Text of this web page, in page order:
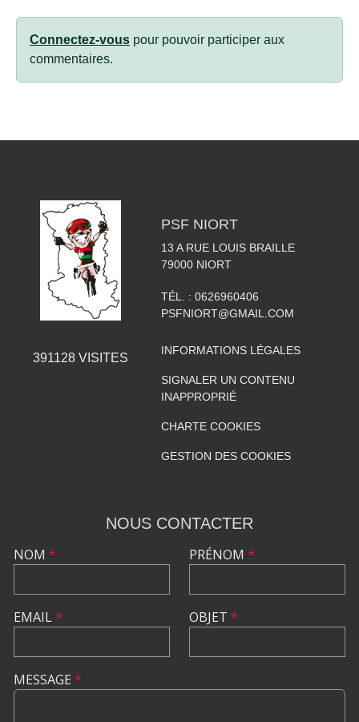
Connectez-vous pour pouvoir participer aux
commentaires.
391128VISITES
PSF NIORT
13 A RUE LOUIS BRAILLE
79000 NIORT
TÉL. : 0626960406
PSFNIORT@GMAIL.COM
INFORMATIONS LÉGALES
SIGNALER UN CONTENU
INAPPROPRIÉ
CHARTE COOKIES
GESTION DES COOKIES
NOUS CONTACTER
NOM *
EMAIL*
PRÉNOM *
OBJET *
MESSAGE *